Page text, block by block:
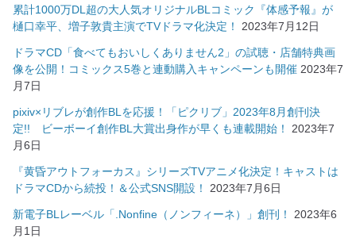
累計1000万DL超の大人気オリジナルBLコミック『体感予報』が
樋口幸平、増子敦貴主演でTVドラマ化決定！
2023年7月12日
ドラマCD「食べてもおいしくありません2」の試聴・店舗特典画
像を公開！コミックス5巻と連動購入キャンペーンも開催 2023年7
月7日
pixiv×リブレが創作BLを応援！「ピクリブ」2023年8月創刊決
定!! ビーボーイ創作BL大賞出身作が早くも連載開始！
2023年7
月6日
『黄昏アウトフォーカス』シリーズTVアニメ化決定！キャストは
ドラマCDから続投！＆公式SNS開設！
2023年7月6日
新電子BLレーベル「.Nonfine（ノンフィーネ）」創刊！
2023年6
月1日